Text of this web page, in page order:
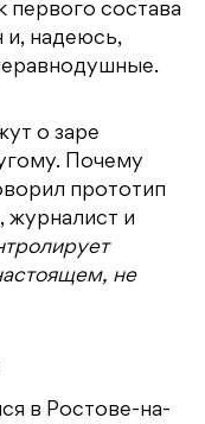
первого состава
и, надеюсь,
о заре
Почему
прототип
журналист и
не
в Ростове-на-